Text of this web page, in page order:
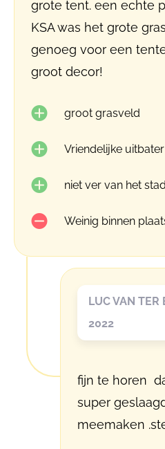
grote tent. een echte
KSA was het grote
genoeg voor een
groot decor!
groot grasveld
Vriendelijke uitbater
niet ver van het stad
Weinig binnen
LUC VAN
2022
fijn te horen
super
meemaken